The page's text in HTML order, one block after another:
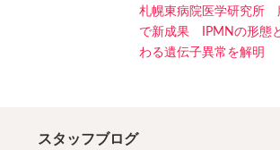
札幌東病院医学研究所
で新成果 IPMNの形態
わる遺伝子異常を解明
スタッフブログ